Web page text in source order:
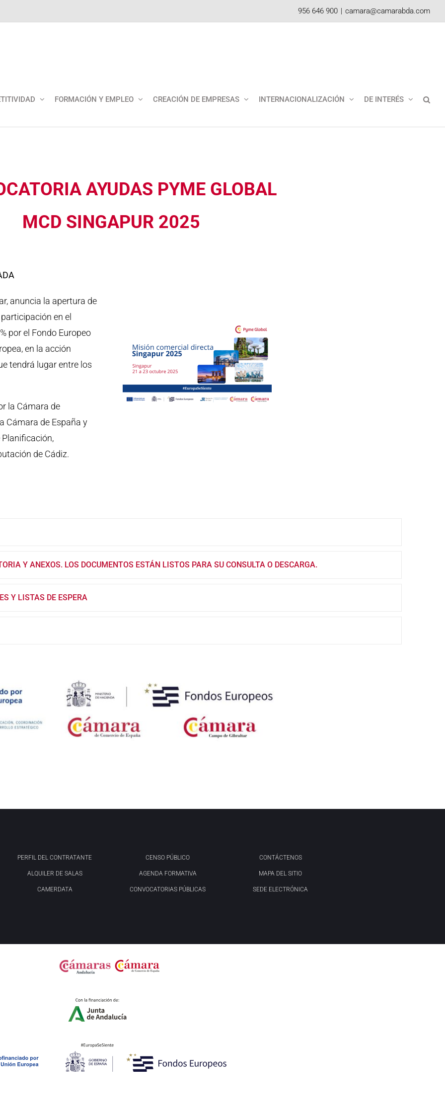
956 646 900 | camara@camarabda.com
FORMACIÓN Y EMPLEO CREACIÓN DE EMPRESAS INTERNACIONALIZACIÓN DE INTERÉS
AYUDAS PYME GLOBAL
MCD SINGAPUR 2025
anuncia la apertura de
en el
por el Fondo Europeo
en la acción
tendrá lugar entre los
la Cámara de
Cámara de España y
de Cádiz.
Y ANEXOS. LOS DOCUMENTOS ESTÁN LISTOS PARA SU CONSULTA O DESCARGA.
Y LISTAS DE ESPERA
PERFIL DEL CONTRATANTE
ALQUILER DE SALAS
CAMERDATA
CENSO PÚBLICO
AGENDA FORMATIVA
CONVOCATORIAS PÚBLICAS
CONTÁCTENOS
MAPA DEL SITIO
SEDE ELECTRÓNICA